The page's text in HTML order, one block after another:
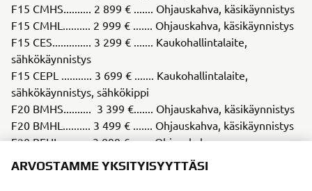
F15 CMHS.......... 2 899 € ....... Ohjauskahva, käsikäynnistys
F15 CMHL.......... 2 999 € ....... Ohjauskahva, käsikäynnistys
F15 CES.............. 3 299 € ....... Kaukohallintalaite,
sähkökäynnistys
F15 CEPL ........... 3 699 € ....... Kaukohallintalaite,
sähkökäynnistys, sähkökippi
F20 BMHS.......... 3 399 €....... Ohjauskahva, käsikäynnistys
F20 BMHL.......... 3 499 € ....... Ohjauskahva, käsikäynnistys
F20 BEHL........... 3 899 € ....... Ohjauskahva,
sähkökäynnistys (painonappi)
ARVOSTAMME YKSITYISYYTTÄSI